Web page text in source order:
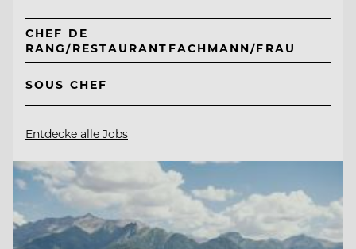
CHEF DE
RANG/RESTAURANTFACHMANN/FRAU
SOUS CHEF
Entdecke alle Jobs